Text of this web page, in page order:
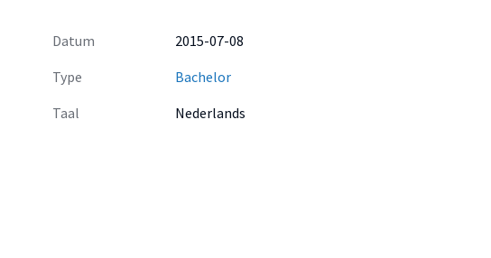
Datum
2015-07-08
Type
Bachelor
Taal
Nederlands